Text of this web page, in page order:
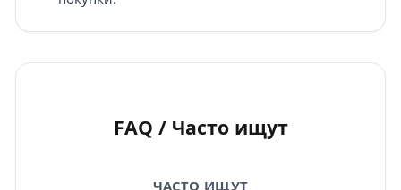
FAQ / Часто ищут
ЧАСТО ИЩУТ